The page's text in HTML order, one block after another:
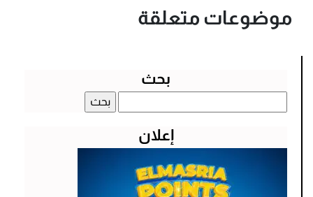
موضوعات متعلقة
بحث
عن:
إعلان